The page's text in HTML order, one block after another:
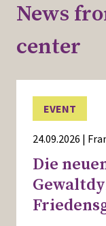
News
center
EVENT
24.09.2026 |
Die